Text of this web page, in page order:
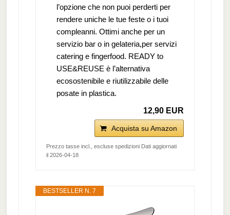
l’opzione che non puoi perderti per
rendere uniche le tue feste o i tuoi
compleanni. Ottimi anche per un
servizio bar o in gelateria,per servizi
catering e fingerfood. READY to
USE&REUSE è l’alternativa
ecosostenibile e riutilizzabile delle
posate in plastica.
12,90 EUR
Acquista su Amazon
Prezzo tasse incl., escluse spedizioni Dati aggiornati
il 2026-04-18
BESTSELLER N. 7